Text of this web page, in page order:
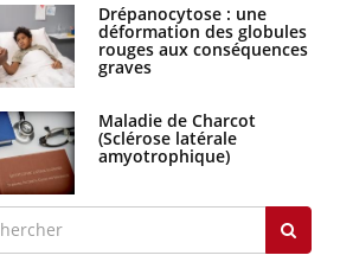
Drépanocytose : une
déformation des globules
rouges aux conséquences
graves
Maladie de Charcot
(Sclérose latérale
amyotrophique)